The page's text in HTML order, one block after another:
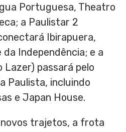
Portuguesa, Theatro
a Paulistar 2
Ibirapuera,
Independência; e a
passará pelo
Paulista, incluindo
e Japan House.
novos trajetos, a frota